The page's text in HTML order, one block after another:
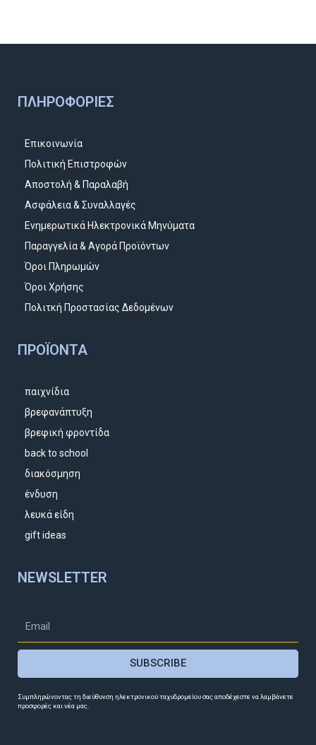
ΠΛΗΡΟΦΟΡΊΕΣ
Επικοινωνία
Πολιτική Επιστροφών
Αποστολή & Παραλαβή
Ασφάλεια & Συναλλαγές
Ενημερωτικά Ηλεκτρονικά Μηνύματα
Παραγγελία & Αγορά Προϊόντων
Όροι Πληρωμών
Όροι Χρήσης
Πολιτκή Προστασίας Δεδομένων
ΠΡΟΪΌΝΤΑ
παιχνίδια
βρεφανάπτυξη
βρεφική φροντίδα
back to school
διακόσμηση
ένδυση
λευκά είδη
gift ideas
NEWSLETTER
SUBSCRIBE
Συμπληρώνοντας τη διεύθυνση ηλεκτρονικού ταχυδρομείου σας αποδέχεστε να λαμβάνετε
προσφορές και νέα μας.